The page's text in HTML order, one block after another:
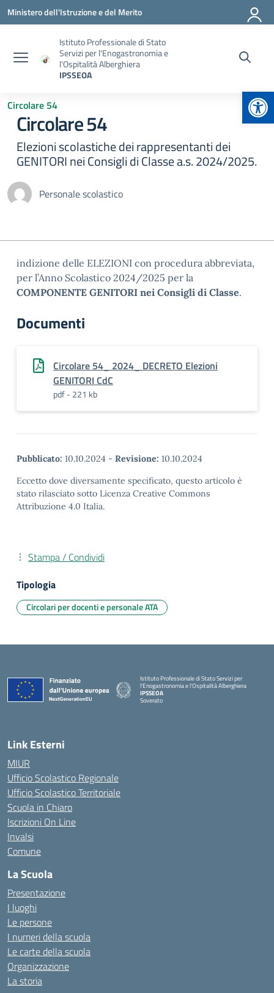
Vai ai contenuti
Vai al menu di navigazione
Vai al footer
Ministero dell'Istruzione e del Merito
Istituto Professionale di Stato
Servizi per l'Enogastronomia e
l'Ospitalità Alberghiera
IPSSEOA
Circolare 54
Circolare 54
Elezioni scolastiche dei rappresentanti dei
GENITORI nei Consigli di Classe a.s. 2024/2025.
Personale scolastico
indizione delle ELEZIONI con procedura abbreviata,
per l’Anno Scolastico 2024/2025 per la
COMPONENTE GENITORI nei Consigli di Classe.
Documenti
Circolare 54_ 2024_ DECRETO Elezioni
GENITORI CdC
pdf - 221 kb
Pubblicato: 10.10.2024 - Revisione: 10.10.2024
Eccetto dove diversamente specificato, questo articolo è
stato rilasciato sotto Licenza Creative Commons
Attribuzione 4.0 Italia.
Stampa / Condividi
Tipologia
Circolari per docenti e personale ATA
Istituto Professionale di Stato Servizi per
l'Enogastronomia e l'Ospitalità Alberghiera
IPSSEOA
Soverato
Link Esterni
MIUR
Ufficio Scolastico Regionale
Ufficio Scolastico Territoriale
Scuola in Chiaro
Iscrizioni On Line
Invalsi
Comune
La Scuola
Presentazione
I luoghi
Le persone
I numeri della scuola
Le carte della scuola
Organizzazione
La storia